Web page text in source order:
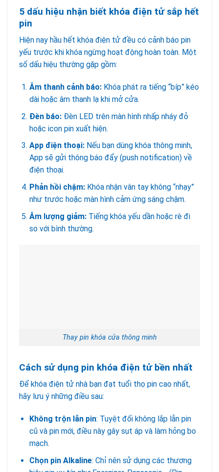
5 dấu hiệu nhận biết khóa điện tử sắp hết
pin
Hiện nay hầu hết khóa điện tử đều có cảnh báo pin
yếu trước khi khóa ngừng hoạt động hoàn toàn. Một
số dấu hiệu thường gặp gồm:
Âm thanh cảnh báo:Khóa phát ra tiếng “bíp” kéo
dài hoặc âm thanh lạ khi mở cửa.
Đèn báo:Đèn LED trên màn hình nhấp nháy đỏ
hoặc icon pin xuất hiện.
App điện thoại:Nếu bạn dùng khóa thông minh,
App sẽ gửi thông báo đẩy (push notification) về
điện thoại.
Phản hồi chậm:Khóa nhận vân tay không “nhạy”
như trước hoặc màn hình cảm ứng sáng chậm.
Âm lượng giảm:Tiếng khóa yếu dần hoặc rè đi
so với bình thường.
Thay pin khóa cửa thông minh
Cách sử dụng pin khóa điện tử bền nhất
Để khóa điện tử nhà bạn đạt tuổi thọ pin cao nhất,
hãy lưu ý những điều sau:
Không trộn lẫn pin: Tuyệt đối không lắp lẫn pin
cũ và pin mới, điều này gây sụt áp và làm hỏng bo
mạch.
Chọn pin Alkaline: Chỉ nên sử dụng các thương